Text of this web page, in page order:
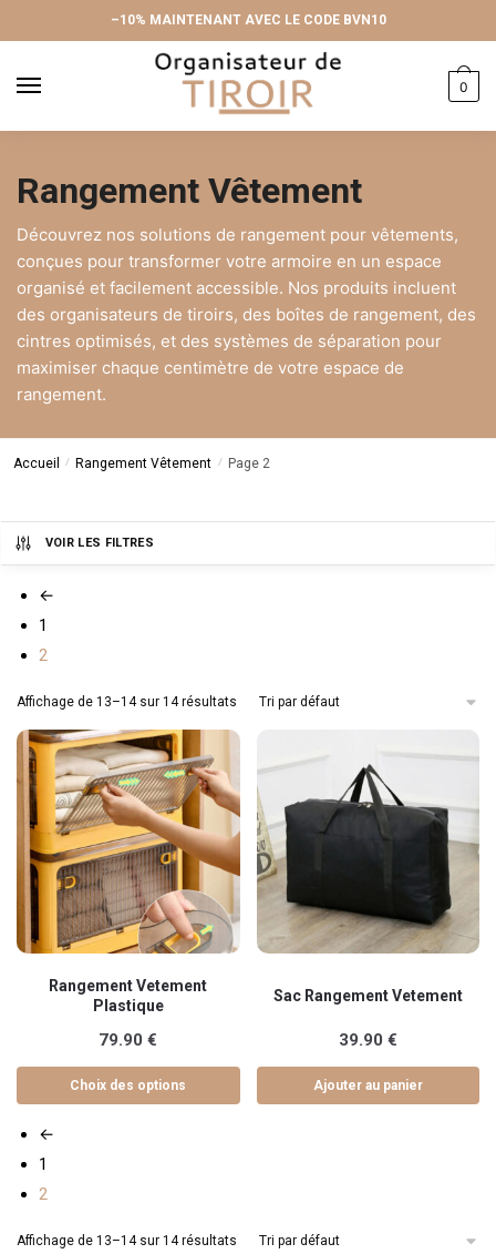
to
to
–10% MAINTENANT AVEC LE CODE BVN10
0
Rangement Vêtement
Découvrez nos solutions de rangement pour vêtements,
conçues pour transformer votre armoire en un espace
organisé et facilement accessible. Nos produits incluent
des organisateurs de tiroirs, des boîtes de rangement, des
cintres optimisés, et des systèmes de séparation pour
maximiser chaque centimètre de votre espace de
rangement.
Accueil / Rangement Vêtement / Page 2
VOIR LES FILTRES
Affichage de 13–14 sur 14 résultats
←
1
2
Rangement Vetement
Plastique
79.90€
Choix des options
variations.
Les
options
peuvent
être
sur
Sac Rangement Vetement
39.90 €
Ajouter au panier
Affichage de 13–14 sur 14 résultats
←
1
2